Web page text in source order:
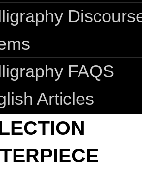
FAQS
Articles